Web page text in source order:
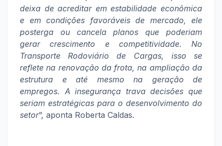
deixa de acreditar em estabilidade econômica
e em condições favoráveis de mercado, ele
posterga ou cancela planos que poderiam
gerar crescimento e competitividade. No
Transporte Rodoviário de Cargas, isso se
reflete na renovação da frota, na ampliação da
estrutura e até mesmo na geração de
empregos. A insegurança trava decisões que
seriam estratégicas para o desenvolvimento do
setor”, aponta Roberta Caldas.